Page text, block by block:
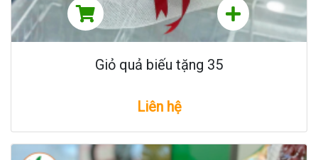
Giỏ quả biếu tặng 35
Liên hệ